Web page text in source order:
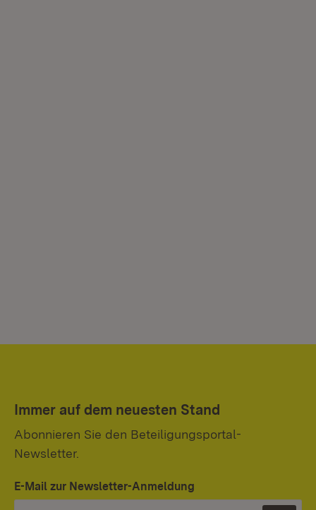
Immer auf dem neuesten Stand
Abonnieren Sie den Beteiligungsportal-
Newsletter.
E-Mail zur Newsletter-Anmeldung